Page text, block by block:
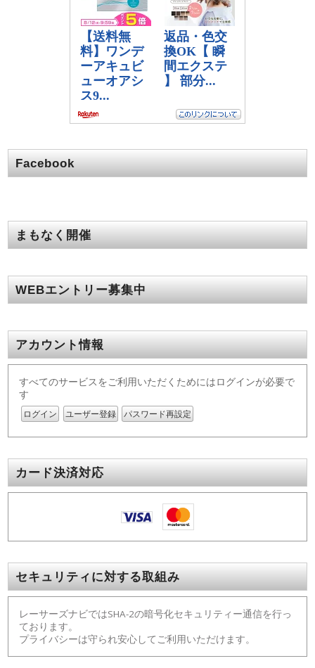
Facebook
まもなく開催
WEBエントリー募集中
アカウント情報
すべてのサービスをご利用いただくためにはログインが必要で
す
ログイン ユーザー登録 パスワード再設定
カード決済対応
セキュリティに対する取組み
レーサーズナビではSHA-2の暗号化セキュリティー通信を行っ
ております。
プライバシーは守られ安心してご利用いただけます。